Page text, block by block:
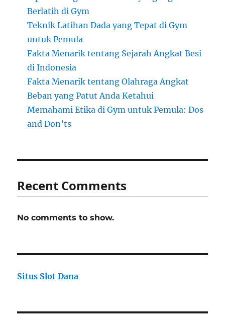
Berlatih di Gym
Teknik Latihan Dada yang Tepat di Gym
untuk Pemula
Fakta Menarik tentang Sejarah Angkat Besi
di Indonesia
Fakta Menarik tentang Olahraga Angkat
Beban yang Patut Anda Ketahui
Memahami Etika di Gym untuk Pemula: Dos
and Don’ts
Recent Comments
No comments to show.
Situs Slot Dana